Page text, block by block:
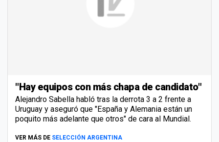
"Hay equipos con más chapa de candidato"
Alejandro Sabella habló tras la derrota 3 a 2 frente a
Uruguay y aseguró que "España y Alemania están un
poquito más adelante que otros" de cara al Mundial.
VER MÁS DE SELECCIÓN ARGENTINA